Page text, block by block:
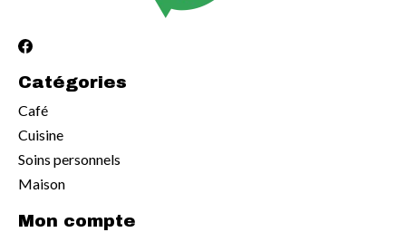
Catégories
Café
Cuisine
Soins personnels
Maison
Mon compte